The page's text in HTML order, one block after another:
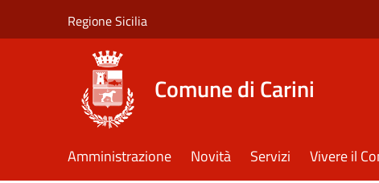
Regione Sicilia
Comune di Carini
Amministrazione Novità Servizi Vivere il